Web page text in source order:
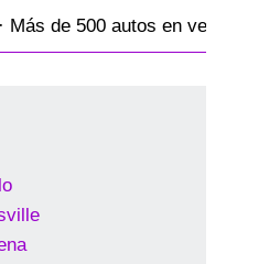
de 500 autos en venta